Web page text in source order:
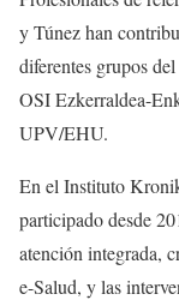
y Túnez han
diferentes grupos
OSI Ezkerraldea-
UPV/EHU.
En el Instituto
participado desde
atención integrada,
e-Salud, y las